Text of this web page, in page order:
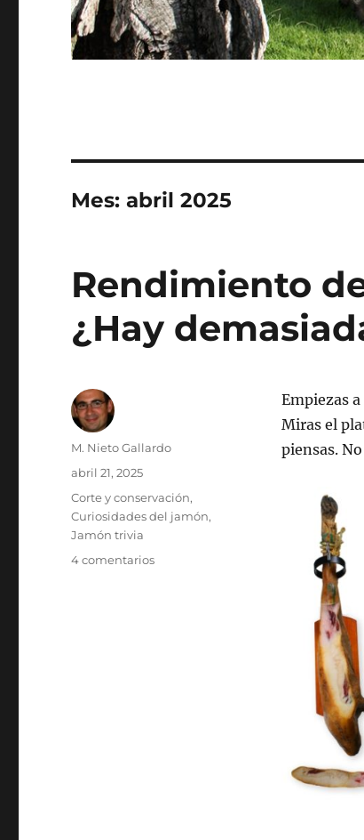
Mes:abril 2025
Rendimiento
¿Hay
Empiezas
Miras el
piensas.
Autor
M. Nieto Gallardo
Publicado
el
abril 21, 2025
Categorías
Corte y conservación,
Curiosidades del jamón,
Jamón trivia
4 comentarios